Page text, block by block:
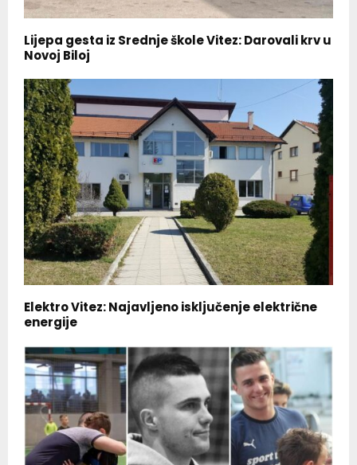
Lijepa gesta iz Srednje škole Vitez: Darovali krv u
Novoj Biloj
Elektro Vitez: Najavljeno isključenje električne
energije